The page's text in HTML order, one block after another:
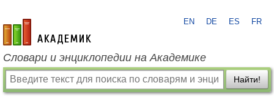
academic.ru
EN DE ES FR
Словари и энциклопедии на Академике
Найти!